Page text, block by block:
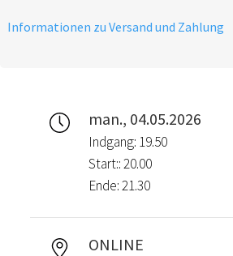
Informationen zu Versand und Zahlung
man., 04.05.2026
Indgang: 19.50
Start:: 20.00
Ende: 21.30
ONLINE